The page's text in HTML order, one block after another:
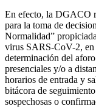
En efecto, la DGACO
para la toma de
Normalidad”
virus SARS-CoV-2, en
determinación del
presenciales y/o a
horarios de entrada y
bitácora de
sospechosas o